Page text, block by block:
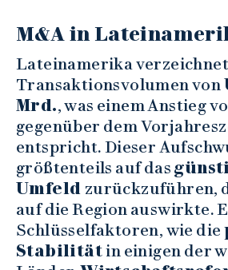
M&A in
Lateinamerika
Transaktionsvolumen von
Mrd., was einem Anstieg
gegenüber dem
entspricht. Dieser
größtenteils auf das
Umfeld zurückzuführen,
auf die Region auswirkte.
Schlüsselfaktoren, wie die
Stabilitätin einigen der